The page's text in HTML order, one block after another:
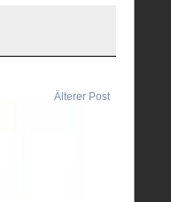
Älterer Post